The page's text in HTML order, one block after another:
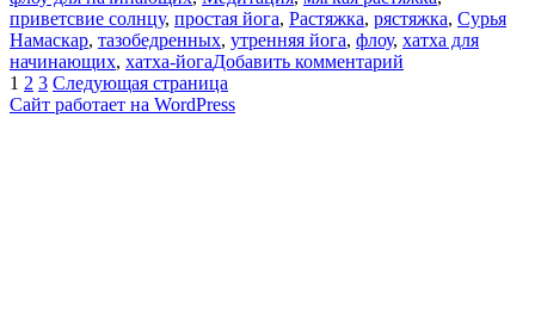
приветсвие солнцу, простая йога, Растяжка, рястяжка, Сурья
Намаскар, тазобедренных, утренняя йога, флоу, хатха для
начинающих, хатха-йогаДобавить комментарий
Пагинация
записей
Страница
1 Страница
2 Страница
3 Следующая страница
Сайт работает на WordPress